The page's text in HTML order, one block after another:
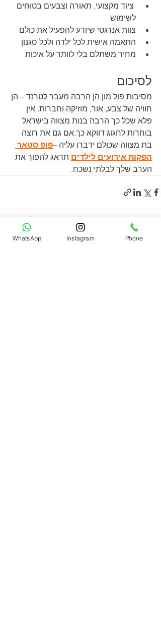
ציוד מקצועי, תאורה וצבעים בטוחים
לשימוש
צוות אנרגטי שיודע להפעיל את כולם
התאמה אישית לכל ילדה ולכל סגנון
מחיר משתלם בלי לוותר על איכות
לסיכום
מסיבות פול מון הן הרבה מעבר לטרנד – הן
חוויה של צבע, אור, מוזיקה וחברות. אין
פלא שכל כך הרבה בנות מצווה בישראל
בוחרות לחגוג דווקא כך.אם גם את רוצה
בת מצווה שכולם ידברו עליה –פופ סטאר
הפקות אירועים לילדים תדאג להפוך את
הערב שלך לבלתי נשכח.
WhatsApp Instagram Phone